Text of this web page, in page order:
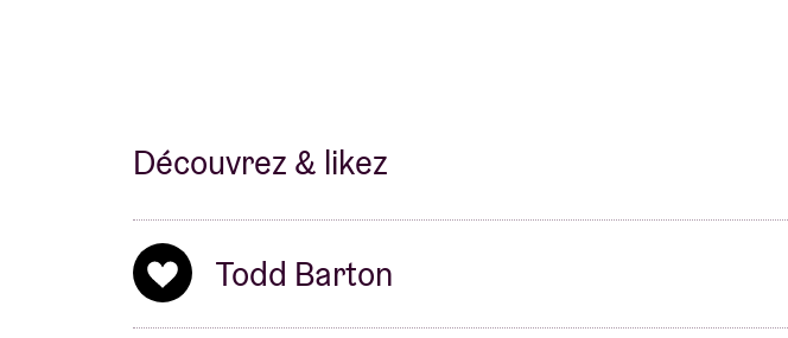
Découvrez & likez
Todd Barton